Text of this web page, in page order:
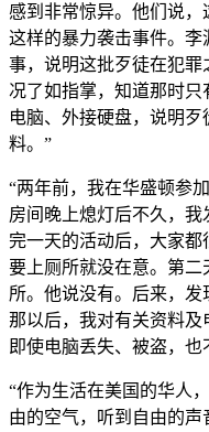
感到非常惊异。他们说
这样的暴力袭击事件。李
事，说明这批歹徒在犯
况了如指掌，知道那时
电脑、外接硬盘，说明
料。”
“两年前，我在华盛顿参
房间晚上熄灯后不久，
完一天的活动后，大家
要上厕所就没在意。第
所。他说没有。后来，
那以后，我对有关资料
即使电脑丢失、被盗，
“作为生活在美国的华人
由的空气，听到自由的